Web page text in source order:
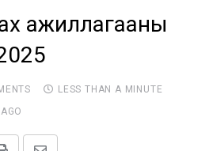
ажиллагааны
LESS THAN A MINUTE